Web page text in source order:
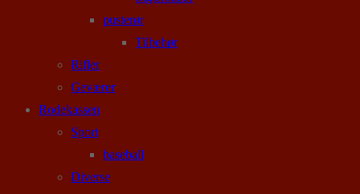
pusterør
Tilbehør
Rifler
Geværer
Rodekassen
Sport
baseball
Diverse